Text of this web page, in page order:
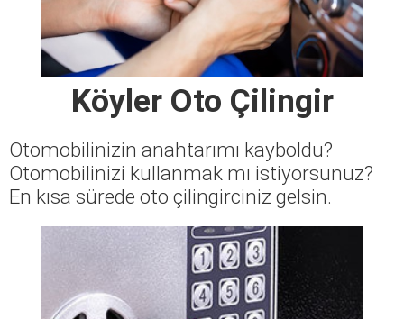
Köyler Oto Çilingir
Otomobilinizin anahtarımı kayboldu?
Otomobilinizi kullanmak mı istiyorsunuz?
En kısa sürede oto çilingirciniz gelsin.